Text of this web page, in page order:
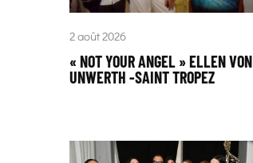
2 août 2026
« NOT YOUR ANGEL » ELLEN VON
UNWERTH -SAINT TROPEZ